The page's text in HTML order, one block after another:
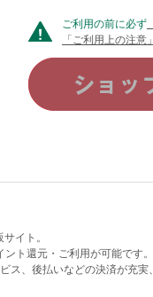
ご利用の前に必ず
「ご利用上の注意」
イト。
ト還元・ご利用が可能です。
、後払いなどの決済が充実